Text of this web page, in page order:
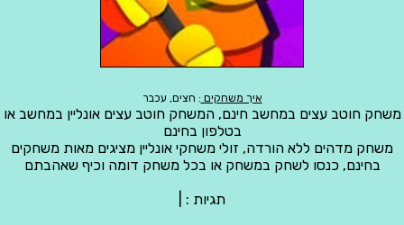
איך משחקים : חצים, עכבר
משחק חוטב עצים במחשב חינם, המשחק חוטב עצים אונליין במחשב או
בטלפון בחינם
משחק מדהים ללא הורדה, זולי משחקי אונליין מציגים מאות משחקים
בחינם, כנסו לשחק במשחק או בכל משחק דומה וכיף שאהבתם
תגיות :